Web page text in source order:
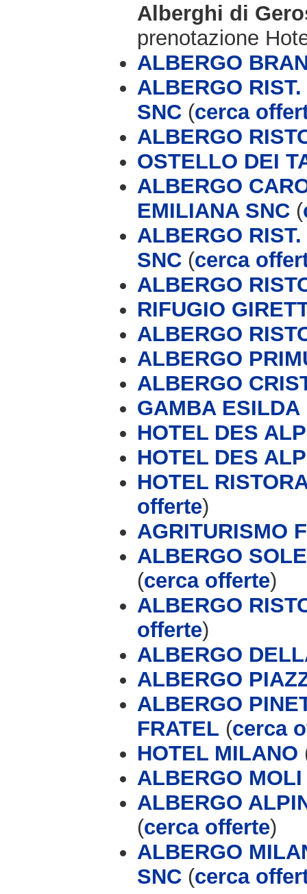
Alberghi di
prenotazione
ALBERGO
ALBERGO
SNC (cerca
ALBERGO
OSTELLO DEI
ALBERGO
EMILIANA SNC (
ALBERGO
SNC (cerca
ALBERGO
RIFUGIO
ALBERGO
ALBERGO
ALBERGO
GAMBA ESILDA
HOTEL DES
HOTEL DES
HOTEL
offerte)
AGRITURISMO
ALBERGO
(cerca offerte)
ALBERGO
offerte)
ALBERGO
ALBERGO
ALBERGO
FRATEL (cerca
HOTEL MILANO
ALBERGO
ALBERGO
(cerca offerte)
ALBERGO
SNC (cerca